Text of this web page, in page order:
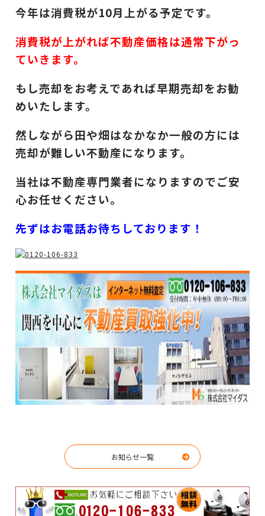
今年は消費税が10月上がる予定です。
消費税が上がれば不動産価格は通常下がっ
ていきます。
もし売却をお考えであれば早期売却をお勧
めいたします。
然しながら田や畑はなかなか一般の方には
売却が難しい不動産になります。
当社は不動産専門業者になりますのでご安
心お任せください。
先ずはお電話お待ちしております！
お知らせ一覧